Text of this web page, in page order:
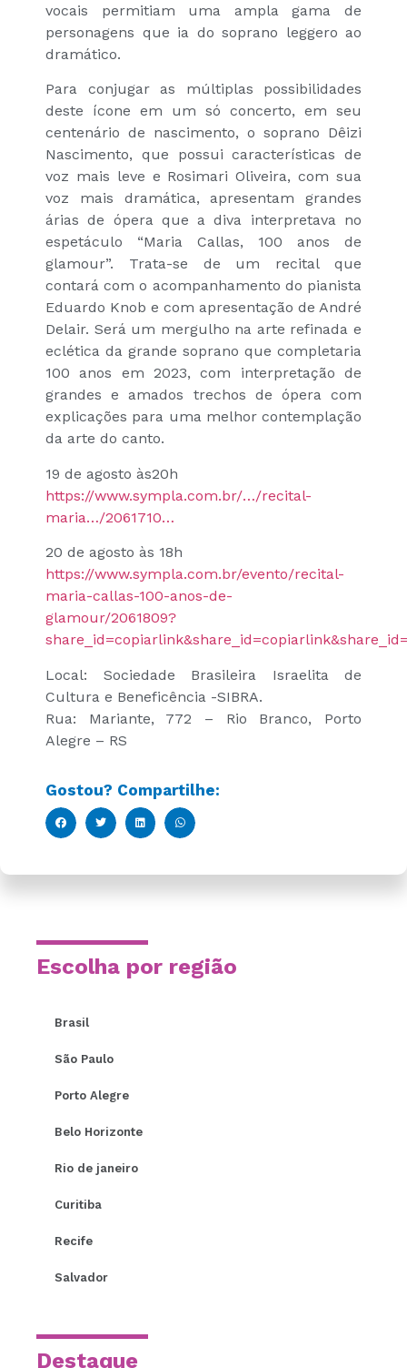
vocais permitiam uma ampla gama de
personagens que ia do soprano leggero ao
dramático.
Para conjugar as múltiplas possibilidades
deste ícone em um só concerto, em seu
centenário de nascimento, o soprano Dêizi
Nascimento, que possui características de
voz mais leve e Rosimari Oliveira, com sua
voz mais dramática, apresentam grandes
árias de ópera que a diva interpretava no
espetáculo “Maria Callas, 100 anos de
glamour”. Trata-se de um recital que
contará com o acompanhamento do pianista
Eduardo Knob e com apresentação de André
Delair. Será um mergulho na arte refinada e
eclética da grande soprano que completaria
100 anos em 2023, com interpretação de
grandes e amados trechos de ópera com
explicações para uma melhor contemplação
da arte do canto.
19 de agosto às20h
https://www.sympla.com.br/…/recital-
maria…/2061710…
20 de agosto às 18h
https://www.sympla.com.br/evento/recital-
maria-callas-100-anos-de-
glamour/2061809?
Local: Sociedade Brasileira Israelita de
Cultura e Beneficência -SIBRA.
Rua: Mariante, 772 – Rio Branco, Porto
Alegre – RS
Gostou? Compartilhe:
Escolha por região
Brasil
São Paulo
Porto Alegre
Belo Horizonte
Rio de janeiro
Curitiba
Recife
Salvador
Destaque